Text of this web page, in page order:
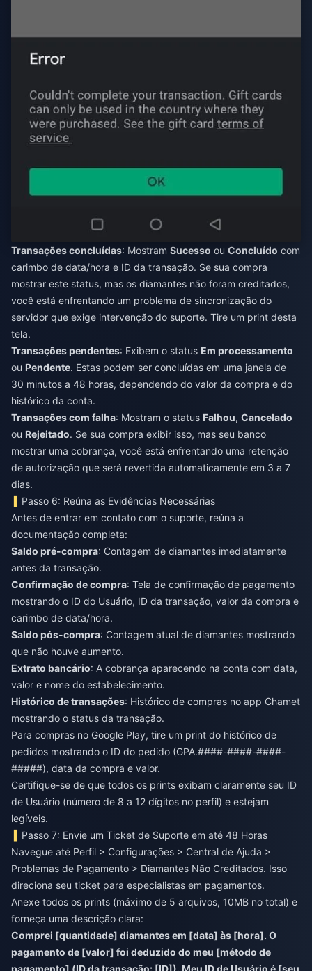
Transações concluídas: Mostram Sucesso ou Concluído com
carimbo de data/hora e ID da transação. Se sua compra
mostrar este status, mas os diamantes não foram creditados,
você está enfrentando um problema de sincronização do
servidor que exige intervenção do suporte. Tire um print desta
tela.
Transações pendentes: Exibem o status Em processamento
ou Pendente. Estas podem ser concluídas em uma janela de
30 minutos a 48 horas, dependendo do valor da compra e do
histórico da conta.
Transações com falha: Mostram o status Falhou, Cancelado
ou Rejeitado. Se sua compra exibir isso, mas seu banco
mostrar uma cobrança, você está enfrentando uma retenção
de autorização que será revertida automaticamente em 3 a 7
dias.
Passo 6: Reúna as Evidências Necessárias
Antes de entrar em contato com o suporte, reúna a
documentação completa:
Saldo pré-compra: Contagem de diamantes imediatamente
antes da transação.
Confirmação de compra: Tela de confirmação de pagamento
mostrando o ID do Usuário, ID da transação, valor da compra e
carimbo de data/hora.
Saldo pós-compra: Contagem atual de diamantes mostrando
que não houve aumento.
Extrato bancário: A cobrança aparecendo na conta com data,
valor e nome do estabelecimento.
Histórico de transações: Histórico de compras no app Chamet
mostrando o status da transação.
Para compras no Google Play, tire um print do histórico de
pedidos mostrando o ID do pedido (GPA.####-####-####-
#####), data da compra e valor.
Certifique-se de que todos os prints exibam claramente seu ID
de Usuário (número de 8 a 12 dígitos no perfil) e estejam
legíveis.
Passo 7: Envie um Ticket de Suporte em até 48 Horas
Navegue até Perfil > Configurações > Central de Ajuda >
Problemas de Pagamento > Diamantes Não Creditados. Isso
direciona seu ticket para especialistas em pagamentos.
Anexe todos os prints (máximo de 5 arquivos, 10MB no total) e
forneça uma descrição clara:
Comprei [quantidade] diamantes em [data] às [hora]. O
pagamento de [valor] foi deduzido do meu [método de
pagamento] (ID da transação: [ID]). Meu ID de Usuário é [seu